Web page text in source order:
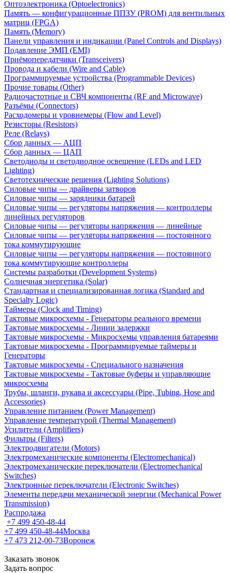
Оптоэлектроника (Optoelectronics)
Память — конфигурационные ППЗУ (PROM) для вентильных
матриц (FPGA)
Память (Memory)
Панели управления и индикации (Panel Controls and Displays)
Подавление ЭМП (EMI)
Приёмопередатчики (Transceivers)
Провода и кабели (Wire and Cable)
Программируемые устройства (Programmable Devices)
Прочие товары (Other)
Радиочастотные и СВЧ компоненты (RF and Microwave)
Разъёмы (Connectors)
Расходомеры и уровнемеры (Flow and Level)
Резисторы (Resistors)
Реле (Relays)
Сбор данных — АЦП
Сбор данных — ЦАП
Светодиоды и светодиодное освещение (LEDs and LED
Lighting)
Светотехнические решения (Lighting Solutions)
Силовые чипы — драйверы затворов
Силовые чипы — зарядники батарей
Силовые чипы — регуляторы напряжения — контроллеры
линейных регуляторов
Силовые чипы — регуляторы напряжения — линейные
Силовые чипы — регуляторы напряжения — постоянного
тока коммутирующие
Силовые чипы — регуляторы напряжения — постоянного
тока коммутирующие контроллеры
Системы разработки (Development Systems)
Солнечная энергетика (Solar)
Стандартная и специализированная логика (Standard and
Specialty Logic)
Таймеры (Clock and Timing)
Тактовые микросхемы - Генераторы реального времени
Тактовые микросхемы - Линии задержки
Тактовые микросхемы - Микросхемы управления батареями
Тактовые микросхемы - Программируемые таймеры и
Генераторы
Тактовые микросхемы - Специального назначения
Тактовые микросхемы - Тактовые буферы и управляющие
микросхемы
Трубы, шланги, рукава и аксессуары (Pipe, Tubing, Hose and
Accessories)
Управление питанием (Power Management)
Управление температурой (Thermal Management)
Усилители (Amplifiers)
Фильтры (Filters)
Электродвигатели (Motors)
Электромеханические компоненты (Electromechanical)
Электромеханические переключатели (Electromechanical
Switches)
Электронные переключатели (Electronic Switches)
Элементы передачи механической энергии (Mechanical Power
Transmission)
Распродажа
+7 499 450-48-44
+7 499 450-48-44Москва
+7 473 212-00-73Воронеж
Заказать звонок
Задать вопрос